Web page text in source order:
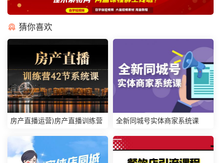
猜你喜欢
房产直播运营)房产直播训练营 全新同城号实体商家系统课